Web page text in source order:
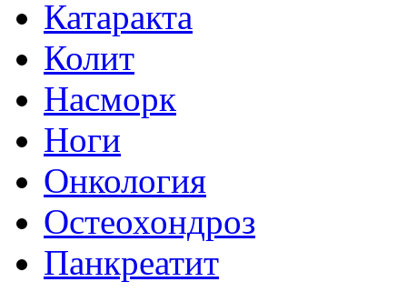
Катаракта
Колит
Насморк
Ноги
Онкология
Остеохондроз
Панкреатит